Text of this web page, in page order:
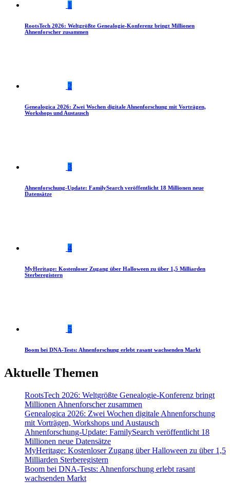
1
RootsTech 2026: Weltgrößte Genealogie-Konferenz bringt Millionen
Ahnenforscher zusammen
2
Genealogica 2026: Zwei Wochen digitale Ahnenforschung mit Vorträgen,
Workshops und Austausch
3
Ahnenforschung-Update: FamilySearch veröffentlicht 18 Millionen neue
Datensätze
4
MyHeritage: Kostenloser Zugang über Halloween zu über 1,5 Milliarden
Sterberegistern
5
Boom bei DNA-Tests: Ahnenforschung erlebt rasant wachsenden Markt
Aktuelle Themen
RootsTech 2026: Weltgrößte Genealogie-Konferenz bringt
Millionen Ahnenforscher zusammen
Genealogica 2026: Zwei Wochen digitale Ahnenforschung
mit Vorträgen, Workshops und Austausch
Ahnenforschung-Update: FamilySearch veröffentlicht 18
Millionen neue Datensätze
MyHeritage: Kostenloser Zugang über Halloween zu über 1,5
Milliarden Sterberegistern
Boom bei DNA-Tests: Ahnenforschung erlebt rasant
wachsenden Markt